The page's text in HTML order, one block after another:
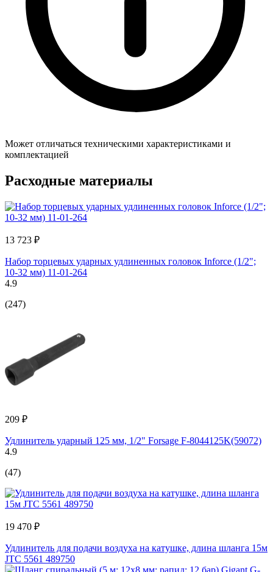
Может отличаться техническими характеристиками и
комплектацией
Расходные материалы
13 723 ₽
Набор торцевых ударных удлиненных головок Inforce (1/2";
10-32 мм) 11-01-264
4.9
(247)
209 ₽
Удлинитель ударный 125 мм, 1/2" Forsage F-8044125K(59072)
4.9
(47)
19 470 ₽
Удлинитель для подачи воздуха на катушке, длина шланга 15м
JTC 5561 489750